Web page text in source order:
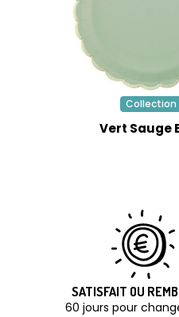
Collection
Vert Sauge
SATISFAIT OU
60 jours pour